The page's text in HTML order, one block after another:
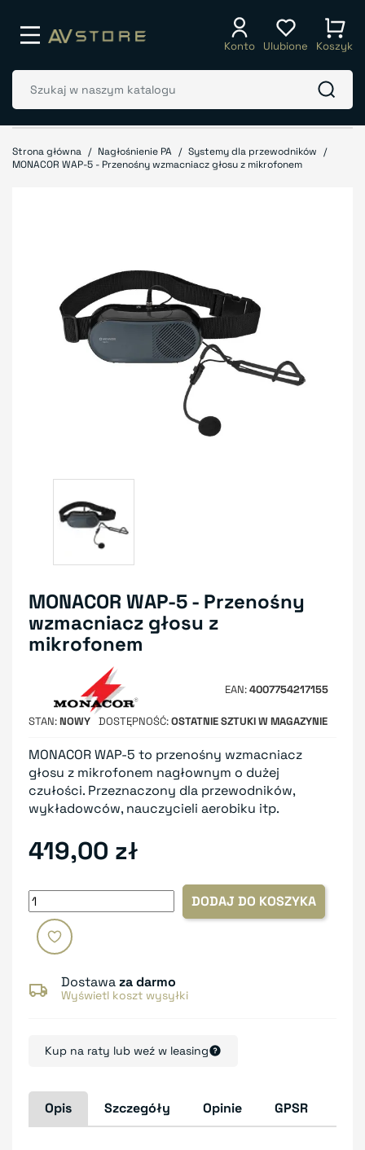
Konto Ulubione Koszyk
Strona główna Nagłośnienie PA
Systemy dla przewodników
MONACOR WAP-5 - Przenośny wzmacniacz głosu z mikrofonem
MONACOR WAP-5 - Przenośny
wzmacniacz głosu z
mikrofonem
EAN 4007754217155
STAN NOWY DOSTĘPNOŚĆ OSTATNIE SZTUKI W MAGAZYNIE
MONACOR WAP-5 to przenośny wzmacniacz
głosu z mikrofonem nagłownym o dużej
czułości. Przeznaczony dla przewodników,
wykładowców, nauczycieli aerobiku itp.
419,00 zł
DODAJ DO KOSZYKA
Dostawaza darmo
Wyświetl koszt wysyłki
Kup na raty lub weź w leasing
Opis Szczegóły Opinie GPSR